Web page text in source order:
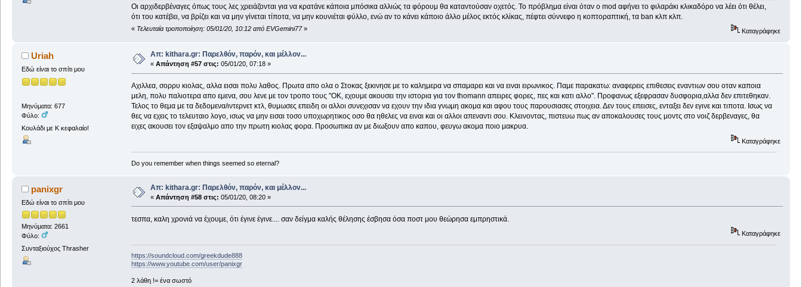
Οι αρχιδερβέναγες όπως τους λες χρειάζονται για να κρατάνε κάποια μπόσικα αλλιώς τα φόρουμ θα καταντούσαν οχετός. Το πρόβλημα είναι όταν ο mod αφήνει το φιλαράκι κλικαδόρο να λέει ότι θέλει,
ότι του κατέβει, να βρίζει και να μην γίνεται τίποτα, να μην κουνιέται φύλλο, ενώ αν το κάνει κάποιο άλλο μέλος εκτός κλίκας, πέφτει σύννεφο η κοπτοραπτική, τα ban κλπ κλπ.
« Τελευταία τροποποίηση: 05/01/20, 10:12 από EVGemini77» Καταγράφηκε
Uriah
Εδώ είναι το σπίτι μου
Μηνύματα: 677
Φύλο:
Κουλάδι με Κ κεφαλαίο!
Απ: kithara.gr: Παρελθόν, παρόν, και μέλλον...
« Απάντηση #57 στις: 05/01/20, 07:18 »
Αχιλλεα, σορρυ κιολας, αλλα εισαι πολυ λαθος. Πρωτα απο ολα ο Στοκας ξεκινησε με το καλημερα να σπαμαρει και να ειναι ειρωνικος. Παμε παρακατω: αναφερεις επιθεσεις εναντιων σου οταν καποια
μελη, πολυ παλιοτερα απο εμενα, σου λενε με τον τροπο τους "ΟΚ, εχουμε ακουσει την ιστορια για τον thomann απειρες φορες, πες και κατι αλλο". Προφανως εξεφρασαν δυσφορια,αλλα δεν επιτεθηκαν.
Τελος το θεμα με τα δεδομενα/ιντερνετ κτλ, θυμωσες επειδη οι αλλοι συνεχισαν να εχουν την ιδια γνωμη ακομα και αφου τους παρουσιασες στοιχεια. Δεν τους επεισες, ενταξει δεν εγινε και τιποτα. Ισως να
θες να εχεις το τελευταιο λογο, ισως να μην εισαι τοσο υποχωρητικος οσο θα ηθελες να ειναι και οι αλλοι απεναντι σου. Κλεινοντας, πιστευω πως αν αποκαλουσες τους μοντς στο νοιζ δερβεναγες, θα
ειχες ακουσει τον εξαψαλμο απο την πρωτη κιολας φορα. Προσωπικα αν με διωξουν απο καπου, φευγω ακομα ποιο μακρυα.
Καταγράφηκε
Do you remember when things seemed so eternal?
panixgr
Εδώ είναι το σπίτι μου
Μηνύματα: 2661
Φύλο:
Συνταξιούχος Thrasher
Απ: kithara.gr: Παρελθόν, παρόν, και μέλλον...
« Απάντηση #58 στις: 05/01/20, 08:20 »
τεσπα, καλη χρονιά να έχουμε, ότι έγινε έγινε.... σαν δείγμα καλής θέλησης έσβησα όσα ποστ μου θεώρησα εμπρηστικά.
Καταγράφηκε
https://soundcloud.com/greekdude888
https://www.youtube.com/user/panixgr
2 λάθη != ένα σωστό